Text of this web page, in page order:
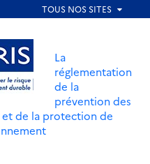
au menu
La
réglementation
de la
prévention des
et de la protection de